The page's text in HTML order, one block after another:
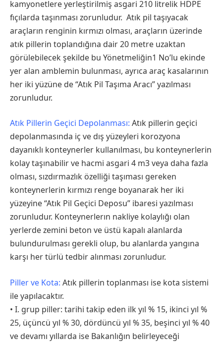
kamyonetlere yerleştirilmiş asgari 210 litrelik HDPE
fıçılarda taşınması zorunludur. Atık pil taşıyacak
araçların renginin kırmızı olması, araçların üzerinde
atık pillerin toplandığına dair 20 metre uzaktan
görülebilecek şekilde bu Yönetmeliğin1 No’lu ekinde
yer alan amblemin bulunması, ayrıca araç kasalarının
her iki yüzüne de “Atık Pil Taşıma Aracı” yazılması
zorunludur.
Atık Pillerin Geçici Depolanması: Atık pillerin geçici
depolanmasında iç ve dış yüzeyleri korozyona
dayanıklı konteynerler kullanılması, bu konteynerlerin
kolay taşınabilir ve hacmi asgari 4 m3 veya daha fazla
olması, sızdırmazlık özelliği taşıması gereken
konteynerlerin kırmızı renge boyanarak her iki
yüzeyine “Atık Pil Geçici Deposu” ibaresi yazılması
zorunludur. Konteynerlerın nakliye kolaylığı olan
yerlerde zemini beton ve üstü kapalı alanlarda
bulundurulması gerekli olup, bu alanlarda yangına
karşı her türlü tedbir alınması zorunludur.
Piller ve Kota: Atık pillerin toplanması ise kota sistemi
ile yapılacaktır.
• I. grup piller: tarihi takip eden ilk yıl % 15, ikinci yıl %
25, üçüncü yıl % 30, dördüncü yıl % 35, beşinci yıl % 40
ve devamı yıllarda ise Bakanlığın belirleyeceği